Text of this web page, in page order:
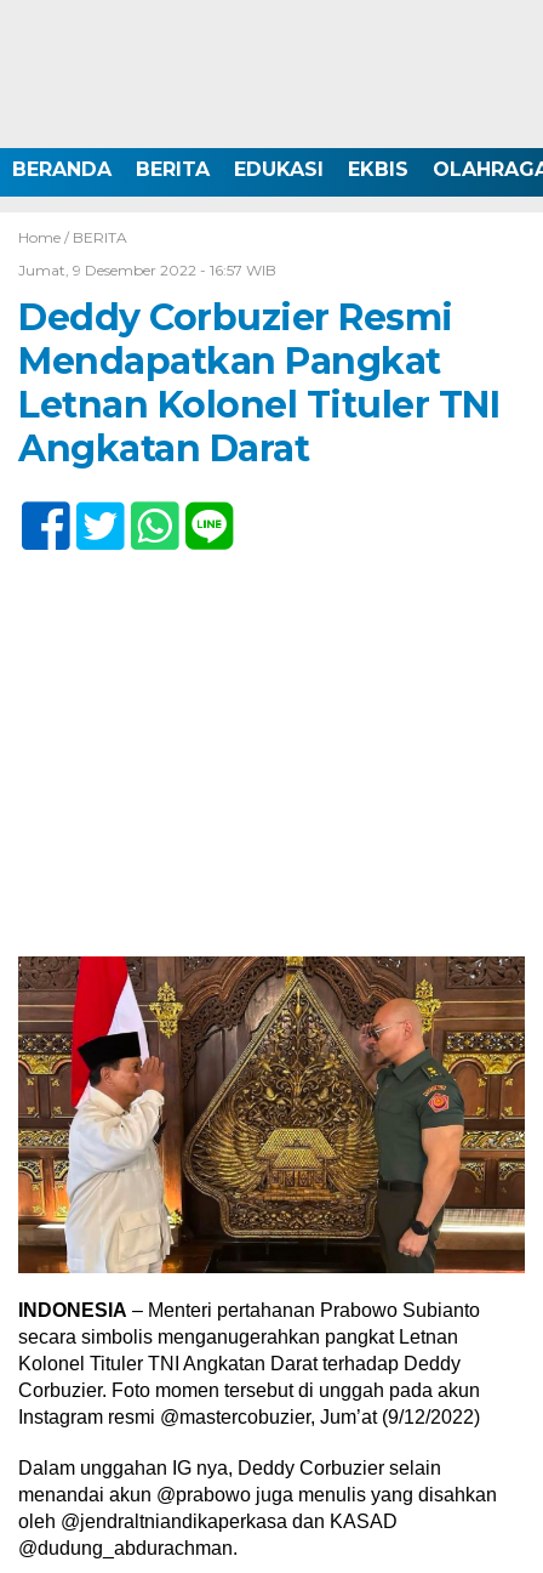
BERANDA BERITA EDUKASI EKBIS
Home / BERITA
Jumat, 9 Desember 2022 - 16:57 WIB
Deddy Corbuzier Resmi
Mendapatkan Pangkat
Letnan Kolonel Tituler TNI
Angkatan Darat
INDONESIA – Menteri pertahanan Prabowo Subianto
secara simbolis menganugerahkan pangkat Letnan
Kolonel Tituler TNI Angkatan Darat terhadap Deddy
Corbuzier. Foto momen tersebut di unggah pada akun
Instagram resmi @mastercobuzier, Jum’at (9/12/2022)
Dalam unggahan IG nya, Deddy Corbuzier selain
menandai akun @prabowo juga menulis yang disahkan
oleh @jendraltniandikaperkasa dan KASAD
@dudung_abdurachman.